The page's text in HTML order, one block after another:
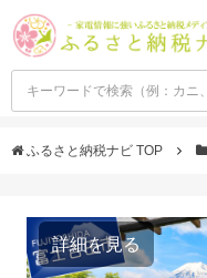
ふるさと納税ナビ TOP
詳細を見る